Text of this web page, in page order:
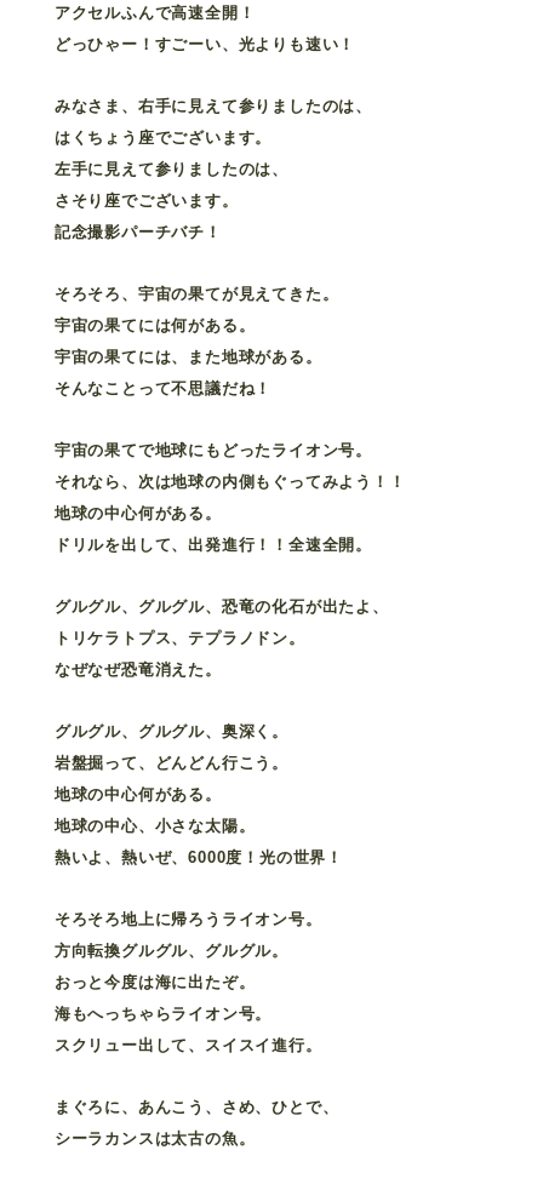
アクセルふんで高速全開！
どっひゃー！すごーい、光よりも速い！
みなさま、右手に見えて参りましたのは、
はくちょう座でございます。
左手に見えて参りましたのは、
さそり座でございます。
記念撮影パーチバチ！
そろそろ、宇宙の果てが見えてきた。
宇宙の果てには何がある。
宇宙の果てには、また地球がある。
そんなことって不思議だね！
宇宙の果てで地球にもどったライオン号。
それなら、次は地球の内側もぐってみよう！！
地球の中心何がある。
ドリルを出して、出発進行！！全速全開。
グルグル、グルグル、恐竜の化石が出たよ、
トリケラトプス、テプラノドン。
なぜなぜ恐竜消えた。
グルグル、グルグル、奥深く。
岩盤掘って、どんどん行こう。
地球の中心何がある。
地球の中心、小さな太陽。
熱いよ、熱いぜ、6000度！光の世界！
そろそろ地上に帰ろうライオン号。
方向転換グルグル、グルグル。
おっと今度は海に出たぞ。
海もへっちゃらライオン号。
スクリュー出して、スイスイ進行。
まぐろに、あんこう、さめ、ひとで、
シーラカンスは太古の魚。